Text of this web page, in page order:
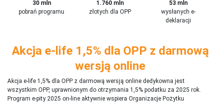
30 mln
pobrań programu
1.760 mln
złotych dla OPP
53 mln
wysłanych e-
deklaracji
Akcja e-life 1,5% dla OPP z darmową
wersją online
Akcja e-life 1,5% dla OPP z darmową wersją online dedykowna jest
wszystkim OPP, uprawnionym do otrzymania 1,5% podatku za 2025 rok.
Program e-pity 2025 on-line aktywnie wspiera Organizacje Pożytku